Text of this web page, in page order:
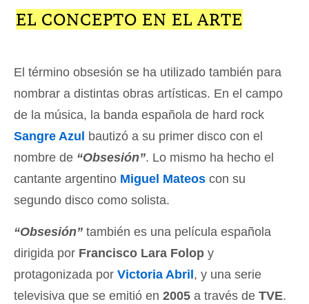
EL CONCEPTO EN EL ARTE
El término obsesión se ha utilizado también para
nombrar a distintas obras artísticas. En el campo
de la música, la banda española de hard rock
Sangre Azul
bautizó a su primer disco con el
nombre de “Obsesión”. Lo mismo ha hecho el
cantante argentino Miguel Mateos con su
segundo disco como solista.
“Obsesión” también es una película española
dirigida por Francisco Lara Folop y
protagonizada por Victoria Abril , y una serie
televisiva que se emitió en 2005 a través de TVE.